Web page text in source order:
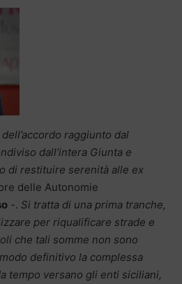
raggiunto dal
dall’intera Giunta e
di restituire serenità alle ex
delle Autonomie
-. Si tratta di una prima tranche,
per riqualificare strade e
che tali somme non sono
definitivo la complessa
tempo versano gli enti siciliani,